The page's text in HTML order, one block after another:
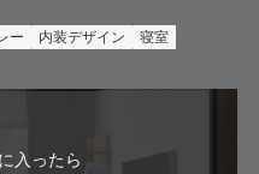
ー 内装デザイン 寝室
入ったら